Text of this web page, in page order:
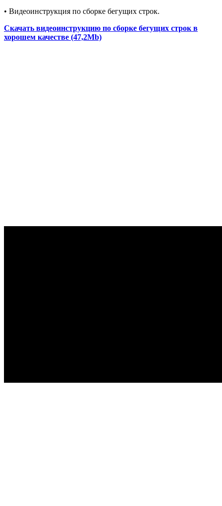
• Видеоинструкция по сборке бегущих строк.
Скачать видеоинструкцию по сборке бегущих строк в
хорошем качестве (47,2Mb)